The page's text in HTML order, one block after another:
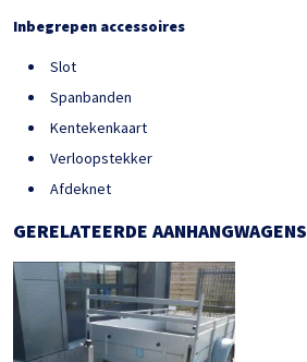
Inbegrepen accessoires
Slot
Spanbanden
Kentekenkaart
Verloopstekker
Afdeknet
GERELATEERDE AANHANGWAGENS